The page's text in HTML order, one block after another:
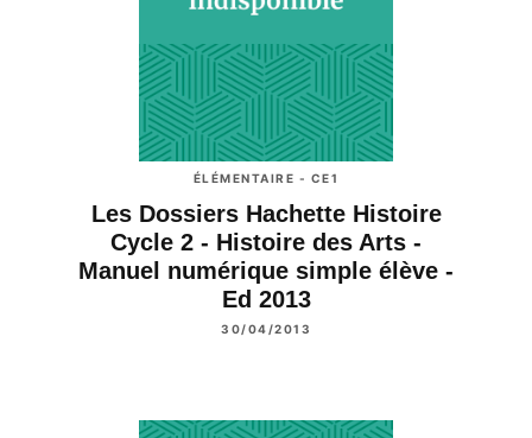
ÉLÉMENTAIRE - CE1
Les Dossiers Hachette Histoire
Cycle 2 - Histoire des Arts -
Manuel numérique simple élève -
Ed 2013
30/04/2013